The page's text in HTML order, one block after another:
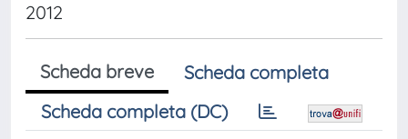
2012
Scheda breve
Scheda completa
Scheda completa (DC)